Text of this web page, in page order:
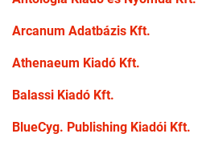
Arcanum Adatbázis Kft.
Athenaeum Kiadó Kft.
Balassi Kiadó Kft.
BlueCyg. Publishing Kiadói Kft.